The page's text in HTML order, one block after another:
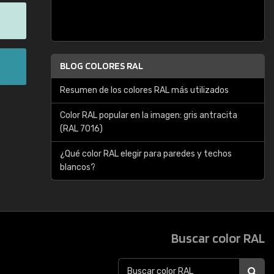
BLOG COLORES RAL
Resumen de los colores RAL más utilizados
Color RAL popular en la imagen: gris antracita
(RAL 7016)
¿Qué color RAL elegir para paredes y techos
blancos?
Buscar color RAL